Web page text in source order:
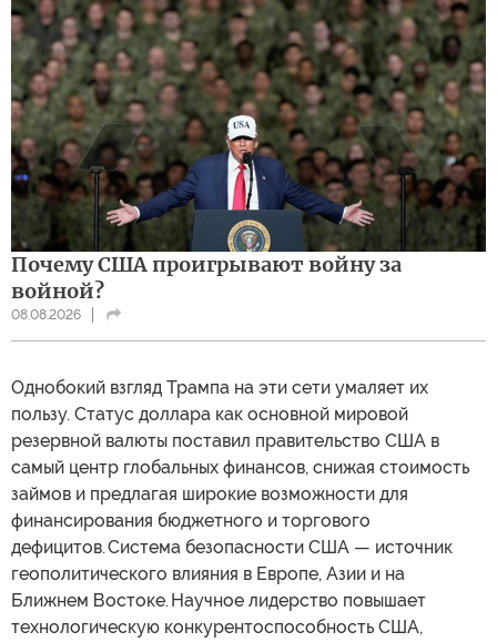
Почему США проигрывают войну за
войной?
08.08.2026
Однобокий взгляд Трампа на эти сети умаляет их
пользу. Статус доллара как основной мировой
резервной валюты поставил правительство США в
самый центр глобальных финансов, снижая стоимость
займов и предлагая широкие возможности для
финансирования бюджетного и торгового
дефицитов. Система безопасности США — источник
геополитического влияния в Европе, Азии и на
Ближнем Востоке. Научное лидерство повышает
технологическую конкурентоспособность США,